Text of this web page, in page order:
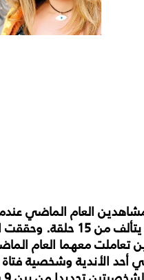
العام الماضي
في شهر رمضان، كل منهما
تعاملت معهما العام
أحد الأندية وشخصية فتاة